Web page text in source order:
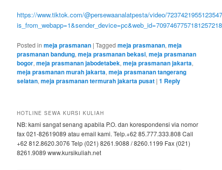
https://www.tiktok.com/@persewaanalatpesta/video/
is_from_webapp=1&sender_device=pc&web_id=7097467757181257218
Posted in meja prasmanan |Tagged meja prasmanan,meja
prasmanan bandung,meja prasmanan bekasi,meja prasmanan
bogor,meja prasmanan jabodetabek,meja prasmanan jakarta,
meja prasmanan murah jakarta,meja prasmanan tangerang
selatan,meja prasmanan termurah jakarta pusat |1 Reply
HOTLINE SEWA KURSI KULIAH
NB: kami sangat senang apabila P.O. dan korespondensi via nomor
fax 021-82619089 atau email kami. Telp.+62 85.777.333.808 Call
+62 812.8620.3076 Telp (021) 8261.9088 / 8260.1199 Fax (021)
8261.9089 www.kursikuliah.net